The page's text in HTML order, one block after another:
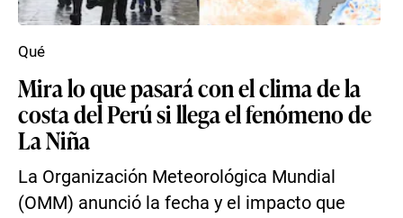
Mira lo que pasará con el clima de la
costa del Perú si llega el fenómeno de
La Niña
La Organización Meteorológica Mundial
(OMM) anunció la fecha y el impacto que
Qué